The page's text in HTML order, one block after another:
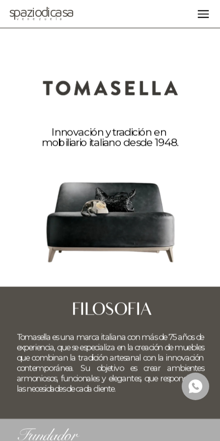
Innovación y tradición en
mobiliario italiano desde 1948.
FILOSOFIA
Tomasella es una marca italiana con más de 75 años de
experiencia, que se especializa en la creación de muebles
que combinan la tradición artesanal con la innovación
contemporánea. Su objetivo es crear ambientes
armoniosos, funcionales y elegantes, que respondan a
las necesidades de cada cliente.
Fundador
spaziodicasa
venezuela